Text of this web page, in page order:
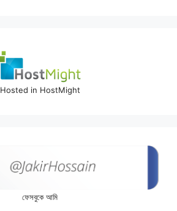
Hosted in HostMight
ফেসবুকে আমি